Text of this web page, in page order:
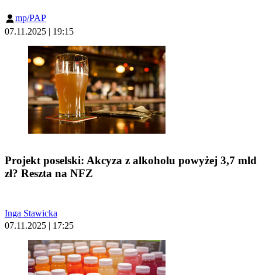
mp/PAP
07.11.2025 | 19:15
Projekt poselski: Akcyza z alkoholu powyżej 3,7 mld
zł? Reszta na NFZ
Inga Stawicka
07.11.2025 | 17:25